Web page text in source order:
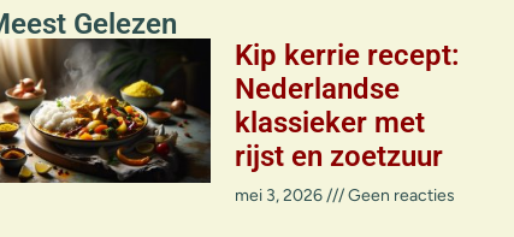
Gelezen
Kip kerrie recept:
Nederlandse
klassieker met
rijst en zoetzuur
mei 3, 2026 Geen reacties